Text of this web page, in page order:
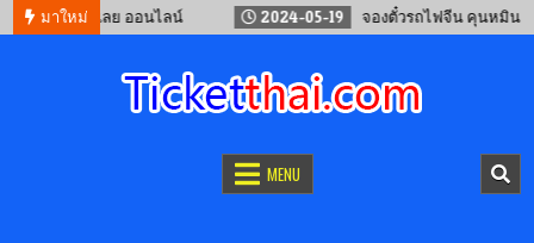
มาใหม่
ทพ – จ.เลย ออนไลน์ 2024-05-19 จองตั๋วรถไฟจีน คุนหมิน – เวียง
MENU